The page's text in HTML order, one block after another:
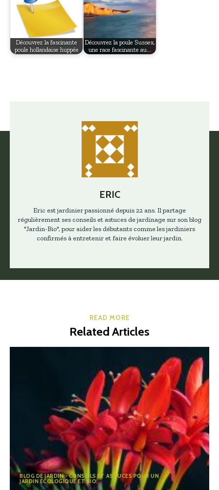
Découvrez la fascinante
poule hollandaise huppée
Découvrez la poule Sussex,
une race fascinante au…
ERIC
Eric est jardinier passionné depuis 22 ans. Il partage
régulièrement ses conseils et astuces de jardinage sur son blog
"Jardin-Bio", pour aider les débutants comme les jardiniers
confirmés à entretenir et faire évoluer leur jardin.
READ MORE
Related Articles
BLOG DE JARDIN - CONSEILS ET ASTUCES POUR UN
JARDIN ÉCOLOGIQUE ET BIO